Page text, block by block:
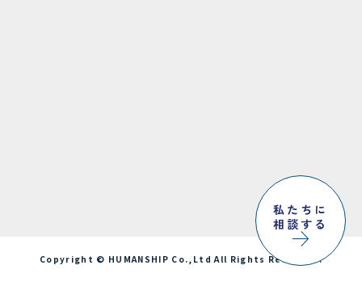
私たちに
相談する
Copyright © HUMANSHIP Co.,Ltd All Rights Reserved.